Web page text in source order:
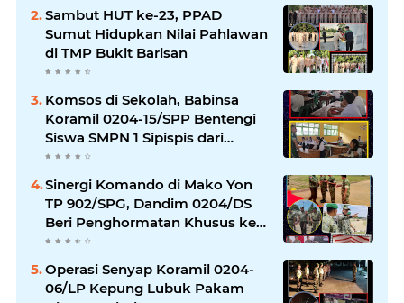
Sambut HUT ke-23, PPAD
Sumut Hidupkan Nilai Pahlawan
di TMP Bukit Barisan
Komsos di Sekolah, Babinsa
Koramil 0204-15/SPP Bentengi
Siswa SMPN 1 Sipispis dari
Bahaya Narkotika
Sinergi Komando di Mako Yon
TP 902/SPG, Dandim 0204/DS
Beri Penghormatan Khusus ke
Menhan RI
Operasi Senyap Koramil 0204-
06/LP Kepung Lubuk Pakam